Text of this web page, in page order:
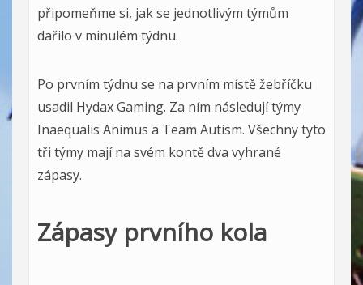
připomeňme si, jak se jednotlivým týmům
dařilo v minulém týdnu.
Po prvním týdnu se na prvním místě žebříčku
usadil Hydax Gaming. Za ním následují týmy
Inaequalis Animus a Team Autism. Všechny tyto
tři týmy mají na svém kontě dva vyhrané
zápasy.
Zápasy prvního kola